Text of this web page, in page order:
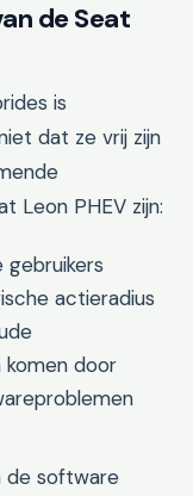
de Seat
is
dat ze vrij zijn
Leon PHEV zijn:
gebruikers
actieradius
komen door
de software